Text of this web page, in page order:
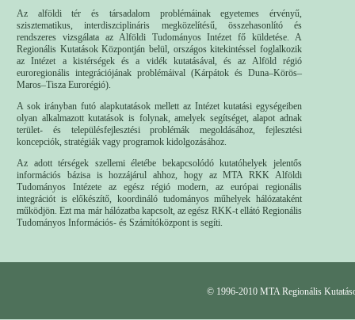
Az alföldi tér és társadalom problémáinak egyetemes érvényű,
szisztematikus, interdiszciplináris megközelítésű, összehasonlító és
rendszeres vizsgálata az Alföldi Tudományos Intézet fő küldetése. A
Regionális Kutatások Központján belül, országos kitekintéssel foglalkozik
az Intézet a kistérségek és a vidék kutatásával, és az Alföld régió
euroregionális integrációjának problémáival (Kárpátok és Duna–Körös–
Maros–Tisza Eurorégió).
A sok irányban futó alapkutatások mellett az Intézet kutatási egységeiben
olyan alkalmazott kutatások is folynak, amelyek segítséget, alapot adnak
terület- és településfejlesztési problémák megoldásához, fejlesztési
koncepciók, stratégiák vagy programok kidolgozásához.
Az adott térségek szellemi életébe bekapcsolódó kutatóhelyek jelentős
információs bázisa is hozzájárul ahhoz, hogy az MTA RKK Alföldi
Tudományos Intézete az egész régió modern, az európai regionális
integrációt is előkészítő, koordináló tudományos műhelyek hálózataként
működjön. Ezt ma már hálózatba kapcsolt, az egész RKK-t ellátó Regionális
Tudományos Információs- és Számítóközpont is segíti.
© 1996-2010 MTA Regionális